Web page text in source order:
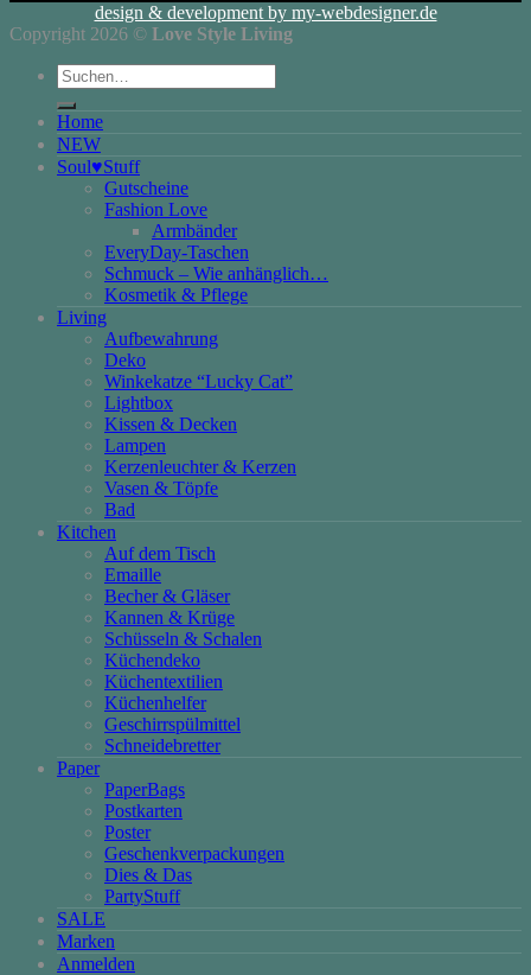
design & development by my-webdesigner.de
Copyright 2026 © Love Style Living
Suchen
nach:
Home
NEW
Soul♥Stuff
Gutscheine
Fashion Love
Armbänder
EveryDay-Taschen
Schmuck – Wie anhänglich…
Kosmetik & Pflege
Living
Aufbewahrung
Deko
Winkekatze “Lucky Cat”
Lightbox
Kissen & Decken
Lampen
Kerzenleuchter & Kerzen
Vasen & Töpfe
Bad
Kitchen
Auf dem Tisch
Emaille
Becher & Gläser
Kannen & Krüge
Schüsseln & Schalen
Küchendeko
Küchentextilien
Küchenhelfer
Geschirrspülmittel
Schneidebretter
Paper
PaperBags
Postkarten
Poster
Geschenkverpackungen
Dies & Das
PartyStuff
SALE
Marken
Anmelden